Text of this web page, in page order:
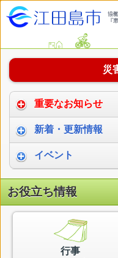
災
重要なお知らせ
07月31日
令和８年熊本地震に
02月25日
【物価高騰対策生活
ポンについて
新着・更新情報
令和8年度 第1回こど
た
特定計量器（はかり
イベント
「田頭家大提灯献灯行
【大柿市民センター
お役立ち情報
行事